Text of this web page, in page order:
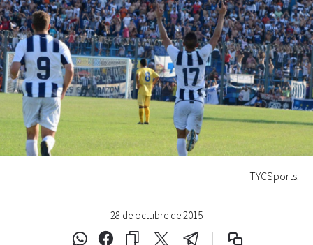
28 de octubre de 2015
TYCSports.